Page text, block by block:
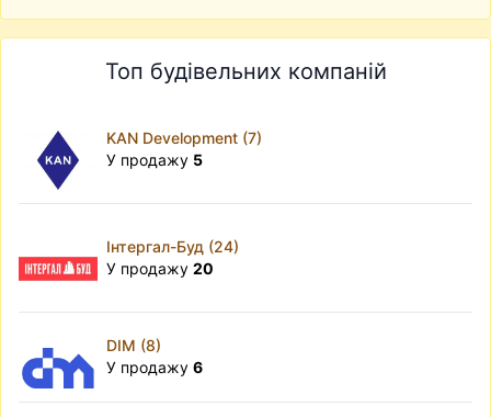
Топ будівельних компаній
KAN Development (7)
У продажу 5
Інтергал-Буд (24)
У продажу 20
DIM (8)
У продажу 6